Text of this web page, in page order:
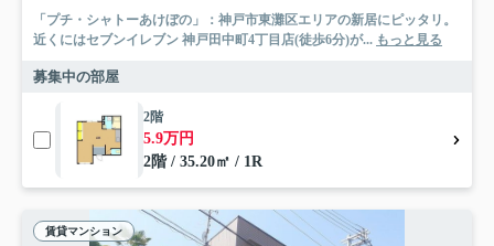
「プチ・シャトーあけぼの」：神戸市東灘区エリアの新居にピッタリ。
近くにはセブンイレブン 神戸田中町4丁目店(徒歩6分)が... もっと見る
募集中の部屋
2階
5.9万円
2階 / 35.20㎡ / 1R
賃貸マンション